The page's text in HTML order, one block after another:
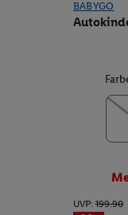
BABYGO
UVP: 199.90